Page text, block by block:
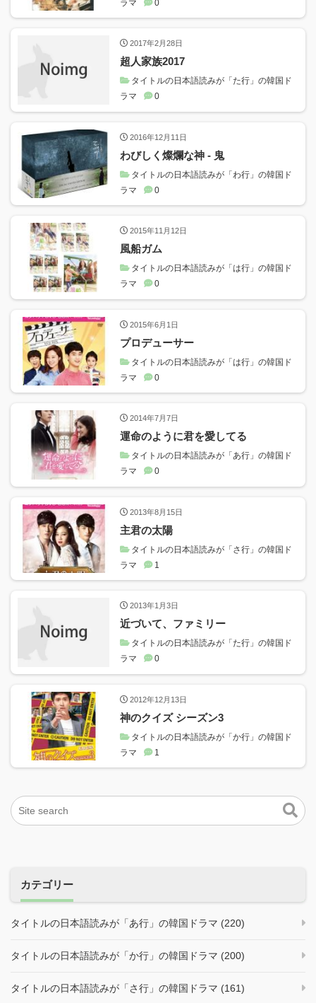
ラマ
0
2017年2月28日
超人家族2017
タイトルの日本語読みが「た行」の韓国ド
ラマ
0
2016年12月11日
わびしく燦爛な神 ‐ 鬼
タイトルの日本語読みが「わ行」の韓国ド
ラマ
0
2015年11月12日
風船ガム
タイトルの日本語読みが「は行」の韓国ド
ラマ
0
2015年6月1日
プロデューサー
タイトルの日本語読みが「は行」の韓国ド
ラマ
0
2014年7月7日
運命のように君を愛してる
タイトルの日本語読みが「あ行」の韓国ド
ラマ
0
2013年8月15日
主君の太陽
タイトルの日本語読みが「さ行」の韓国ド
ラマ
1
2013年1月3日
近づいて、ファミリー
タイトルの日本語読みが「た行」の韓国ド
ラマ
0
2012年12月13日
神のクイズ シーズン3
タイトルの日本語読みが「か行」の韓国ド
ラマ
1
カテゴリー
タイトルの日本語読みが「あ行」の韓国ドラマ (220)
タイトルの日本語読みが「か行」の韓国ドラマ (200)
タイトルの日本語読みが「さ行」の韓国ドラマ (161)